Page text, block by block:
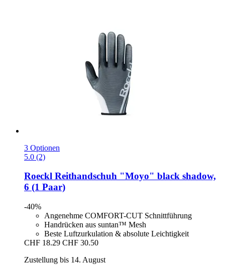
3 Optionen
5.0 (2)
Roeckl Reithandschuh "Moyo" black shadow,
6 (1 Paar)
-40%
Angenehme COMFORT-CUT Schnittführung
Handrücken aus suntan™ Mesh
Beste Luftzurkulation & absolute Leichtigkeit
CHF 18.29 CHF 30.50
Zustellung bis 14. August